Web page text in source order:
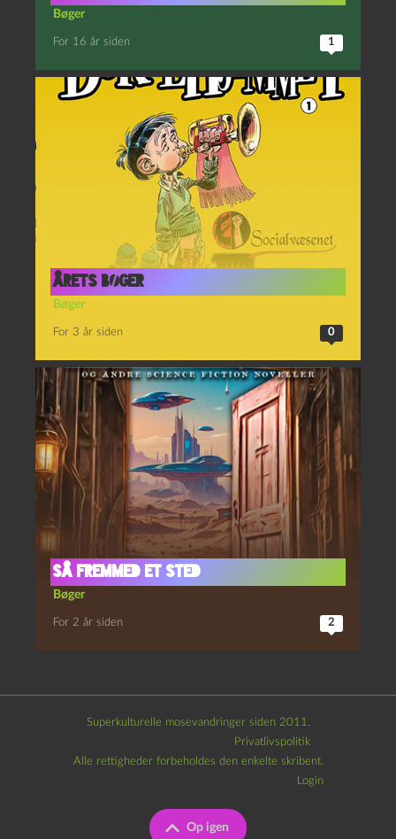
Bøger
For 16 år siden 1
Årets bøger
Bøger
For 3 år siden 0
Så fremmed et sted
Bøger
For 2 år siden 2
Superkulturelle mosevandringer siden 2011.
Privatlivspolitik
Op igen
Alle rettigheder forbeholdes den enkelte skribent.
Login